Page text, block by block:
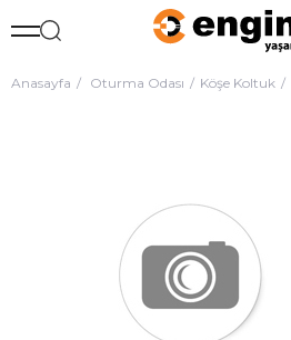
Anasayfa Oturma Odası Köşe Koltuk